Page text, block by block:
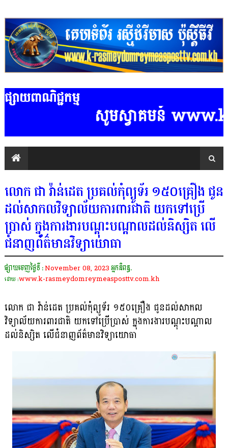
ផ្សាយពាណិជ្ជកម្ម
សូមស្វាគមន៍ www.k-
លោក ជា វ៉ាន់ដេត ប្រគល់កុំព្យូទ័រ ១៥០គ្រឿង ជូន
ដល់សាកលវិទ្យាល័យការពារជាតិ យកទៅប្រើ
ប្រាស់ ក្នុងការងារបណ្តុះបណ្តាលដល់និស្សិត លើ
ជំនាញព័ត៌មានវិទ្យាយោធា
ផ្សាយចេញថ្ងៃទី :November 08, 2023 អ្នកនិពន្ធ.
ដោយ :www.k-rasmeydomreymeasposttv.com.kh
លោក ជា វ៉ាន់ដេត ប្រគល់កុំព្យូទ័រ ១៥០គ្រឿង ជូនដល់សាកល
វិទ្យាល័យការពារជាតិ យកទៅប្រើប្រាស់ ក្នុងការងារបណ្តុះបណ្តាល
ដល់និស្សិត លើជំនាញព័ត៌មានវិទ្យាយោធា